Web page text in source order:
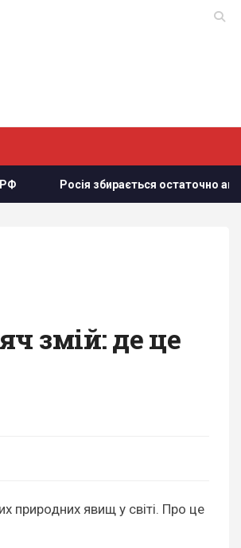
Росія збирається остаточно анексувати
змій: де це
природних явищ у світі. Про це